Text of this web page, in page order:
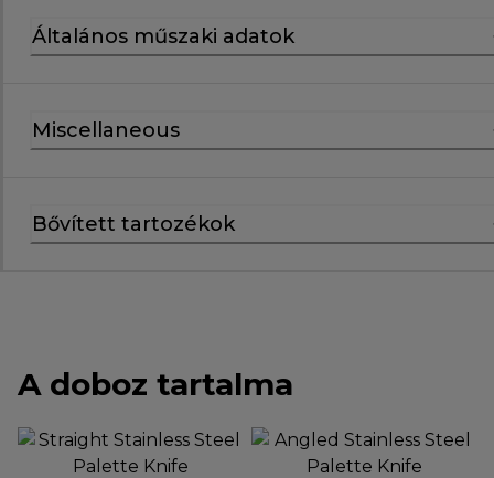
Általános műszaki adatok
Miscellaneous
Bővített tartozékok
A doboz tartalma